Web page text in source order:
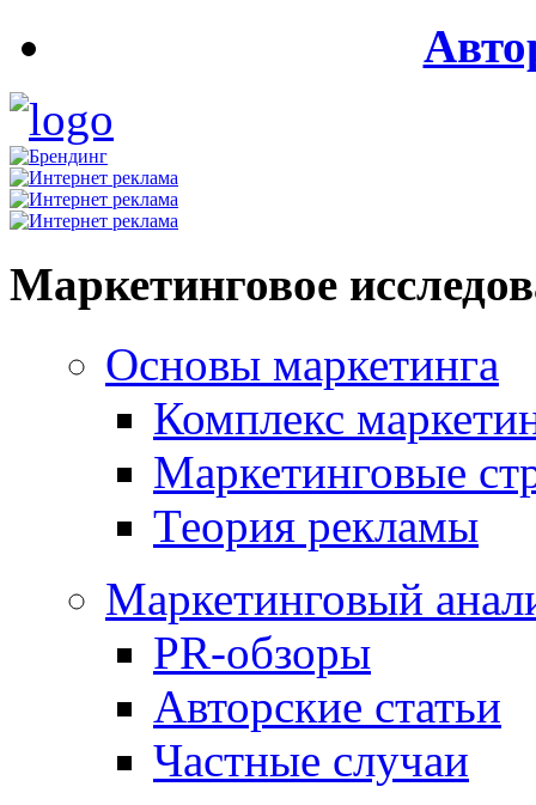
Маркетинговое
Основы маркетинга
Комплекс
Маркетинговые
Теория рекламы
Маркетинговый
PR-обзоры
Авторские статьи
Частные случаи